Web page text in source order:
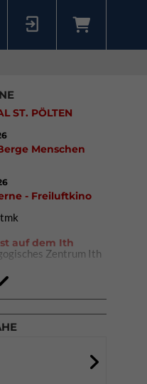
ST. PÖLTEN
Menschen
- Freiluftkino
auf dem Ith
Zentrum Ith